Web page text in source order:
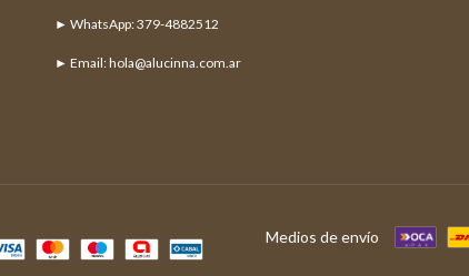
► Email:hola@alucinna.com.ar
Medios de envío